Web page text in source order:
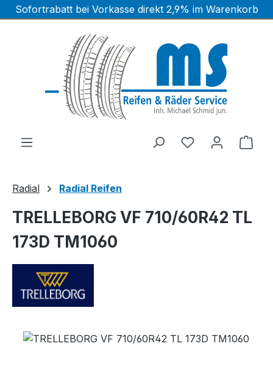
Zum Hauptinhalt springen
Sofortrabatt bei Vorkasse direkt 2,9% im Warenkorb
Radial Radial Reifen
TRELLEBORG VF 710/60R42 TL
173D TM1060
Bildergalerie überspringen